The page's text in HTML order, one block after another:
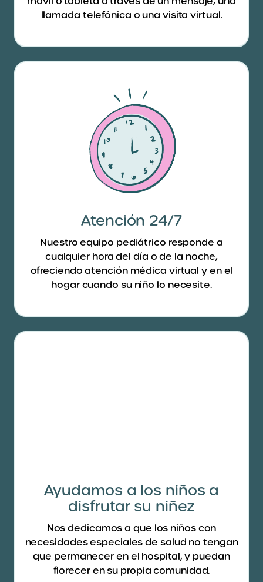
llamada telefónica o una visita virtual.
Atención 24/7
Nuestro equipo pediátrico responde a
cualquier hora del día o de la noche,
ofreciendo atención médica virtual y en el
hogar cuando su niño lo necesite.
Ayudamos a los niños a
disfrutar su niñez
Nos dedicamos a que los niños con
necesidades especiales de salud no tengan
que permanecer en el hospital, y puedan
florecer en su propia comunidad.